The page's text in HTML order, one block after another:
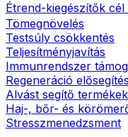
Étrend-kiegészítők
Tömegnövelés
Testsúly csökkentés
Teljesítményjavítás
Immunrendszer
Regeneráció
Alvást segítő termékek
Haj-, bőr- és
Stresszmenedzsment